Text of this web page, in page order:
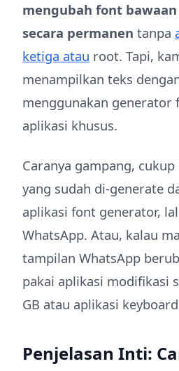
mengubah font
secara permanen tanpa
ketiga atau root. Tapi,
menampilkan teks
menggunakan generator
aplikasi khusus.
Caranya gampang,
yang sudah di-generate
aplikasi font generator,
WhatsApp. Atau, kalau
tampilan WhatsApp
pakai aplikasi modifikasi
GB atau aplikasi
Penjelasan Inti: